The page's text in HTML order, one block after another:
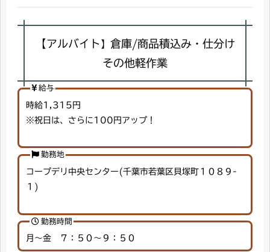
【アルバイト 】 倉庫/商品積込み・仕分け
その他軽作業
給与
時給1,315円
※祝日は、さらに100円アップ！
勤務地
コープデリ中央センター(千葉市若葉区貝塚町１０８９-
１)
勤務時間
月～金 ７：５０～９：５０